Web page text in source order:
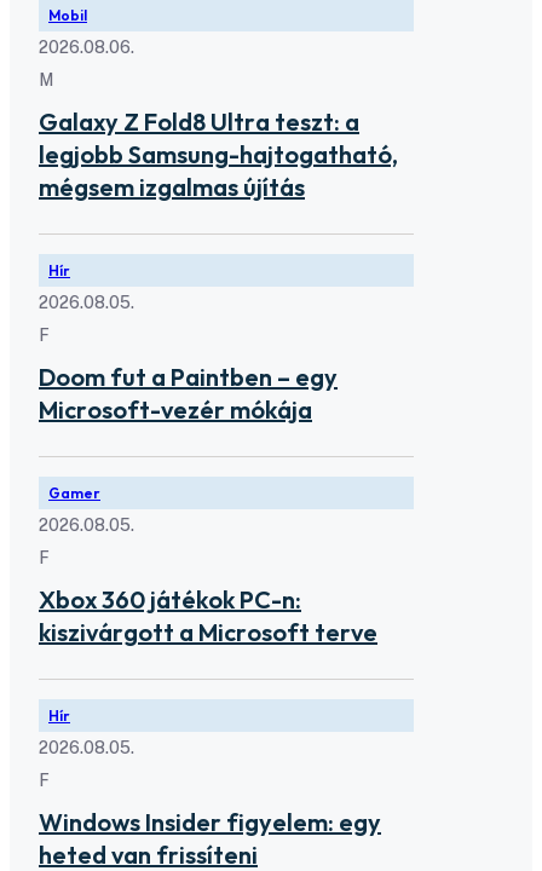
Mobil
2026.08.06.
M
Galaxy Z Fold8 Ultra teszt: a
legjobb Samsung-hajtogatható,
mégsem izgalmas újítás
Hír
2026.08.05.
F
Doom fut a Paintben – egy
Microsoft-vezér mókája
Gamer
2026.08.05.
F
Xbox 360 játékok PC-n:
kiszivárgott a Microsoft terve
Hír
2026.08.05.
F
Windows Insider figyelem: egy
heted van frissíteni